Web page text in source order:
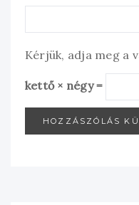
Kérjük, adja meg a
kettő × négy =